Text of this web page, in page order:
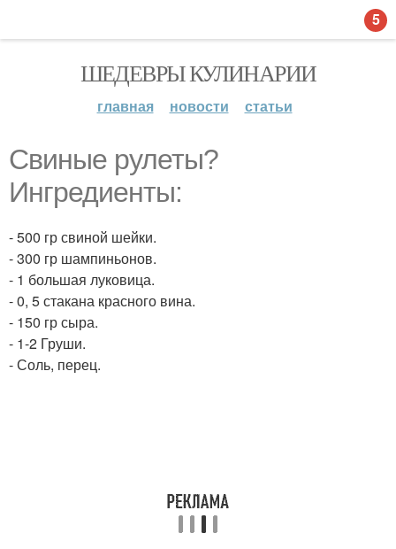
ШЕДЕВРЫ КУЛИНАРИИ
главная новости статьи
Свиные рулеты?
Ингредиенты:
- 500 гр свиной шейки.
- 300 гр шампиньонов.
- 1 большая луковица.
- 0, 5 стакана красного вина.
- 150 гр сыра.
- 1-2 Груши.
- Соль, перец.
5